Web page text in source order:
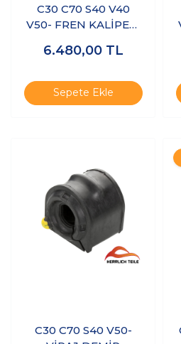
C30 C70 S40 V40
V50- FREN KALİPERİ
6.480,00 TL
Sepete Ekle
C30 C70 S40 V50-